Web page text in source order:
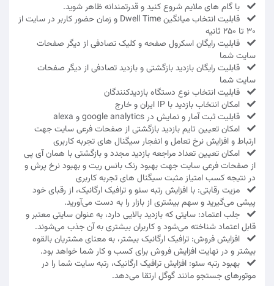
با گام های ملایم شروع کنید و قدرتمندانه ظاهر شوید.
قابلیت انتخاب میانگین Dwell Time و زمان حضور کاربر در سایت از
30 تا 250 ثانیه
قابلیت رایگان اسکرول صفحه و کلیک تصادفی از دیگر صفحات
سایت شما
قابلیت رایگان بازدید بازگشتی و بازدید تصادفی از دیگر صفحات
سایت شما
قابلیت انتخاب نوع دستگاه بازدیدکنندگان
امکان انتخاب بازدید با IP ایران و خارج
قابلیت ثبت آمار و نمایش در google analytics و alexa
امکان تعیین تایم بازدید بازگشتی از صفحات فرعی سایت جهت
ارتباط و افزایش نرخ تعامل و انفجار سیگنال های تجربه کاربری
امکان تعیین تعداد مراجعه بازدید مجدد و بازگشتی با همان آی پی
از صفحات فرعی سایت جهت بهبود رنک بانس ریت و بهبود نرخ پرش و
در نتیجه کسب امتیاز مثبت سیگنال های تجربه کاربری
مزیت رقابتی: با افزایش رتبه سئو و ترافیک ارگانیک، از رقبای خود
پیشی می‌گیرید و سهم بیشتری از بازار را به دست می‌آورید.
جلب اعتماد: سایتی که بازدید بالایی دارد، به عنوان سایتی معتبر و
قابل اعتماد شناخته می‌شود و کاربران بیشتری به آن جذب می‌شوند.
افزایش فروش: ترافیک ارگانیک بیشتر، به معنای مشتریان بالقوه
بیشتر و در نهایت افزایش فروش برای کسب و کار شما خواهد بود.
بهبود رتبه سئو: افزایش ترافیک ارگانیک، رتبه سایت شما را در
موتورهای جستجو مانند گوگل ارتقا می‌دهد.